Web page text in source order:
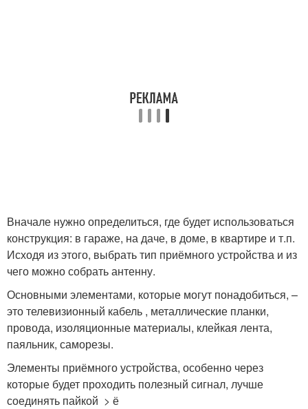
Вначале нужно определиться, где будет использоваться
конструкция: в гараже, на даче, в доме, в квартире и т.п.
Исходя из этого, выбрать тип приёмного устройства и из
чего можно собрать антенну.
Основными элементами, которые могут понадобиться, –
это телевизионный кабель , металлические планки,
провода, изоляционные материалы, клейкая лента,
паяльник, саморезы.
Элементы приёмного устройства, особенно через
которые будет проходить полезный сигнал, лучше
соединять пайкой > ё